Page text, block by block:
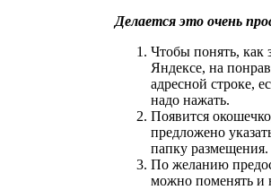
Делается это очень
Чтобы понять, как
Яндексе, на
адресной строке,
надо нажать.
Появится
предложено
папку размещения.
По желанию
можно поменять и